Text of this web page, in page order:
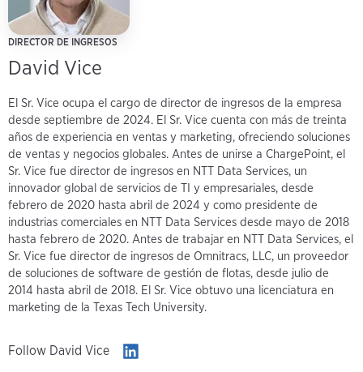
DIRECTOR DE INGRESOS
David Vice
El Sr. Vice ocupa el cargo de director de ingresos de la empresa
desde septiembre de 2024. El Sr. Vice cuenta con más de treinta
años de experiencia en ventas y marketing, ofreciendo soluciones
de ventas y negocios globales. Antes de unirse a ChargePoint, el
Sr. Vice fue director de ingresos en NTT Data Services, un
innovador global de servicios de TI y empresariales, desde
febrero de 2020 hasta abril de 2024 y como presidente de
industrias comerciales en NTT Data Services desde mayo de 2018
hasta febrero de 2020. Antes de trabajar en NTT Data Services, el
Sr. Vice fue director de ingresos de Omnitracs, LLC, un proveedor
de soluciones de software de gestión de flotas, desde julio de
2014 hasta abril de 2018. El Sr. Vice obtuvo una licenciatura en
marketing de la Texas Tech University.
Follow David Vice